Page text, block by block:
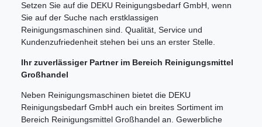
Setzen Sie auf die DEKU Reinigungsbedarf GmbH, wenn
Sie auf der Suche nach erstklassigen
Reinigungsmaschinen sind. Qualität, Service und
Kundenzufriedenheit stehen bei uns an erster Stelle.
Ihr zuverlässiger Partner im Bereich Reinigungsmittel
Großhandel
Neben Reinigungsmaschinen bietet die DEKU
Reinigungsbedarf GmbH auch ein breites Sortiment im
Bereich Reinigungsmittel Großhandel an. Gewerbliche